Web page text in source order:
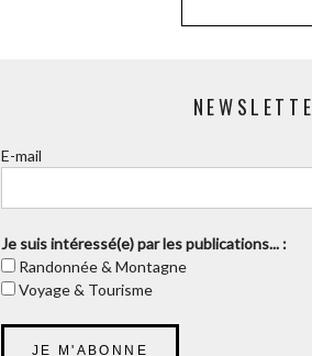
E-mail
Je suis intéressé(e) par les publications... :
Randonnée & Montagne
Voyage & Tourisme